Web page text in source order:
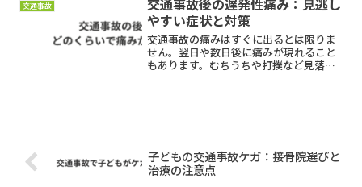
受ける方法をご紹介します。
交通事故
交通事故後の遅発性痛み：見逃し
やすい症状と対策
交通事故の痛みはすぐに出るとは限りま
せん。翌日や数日後に痛みが現れること
もあります。むちうちや打撲など見落と
子どもの交通事故ケガ：接骨院選びと
治療の注意点